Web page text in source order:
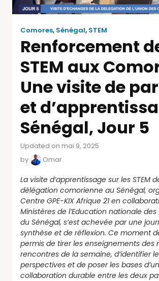
Comores, Sénégal, STEM
Renforcement
STEM aux
Une visite de
et
Sénégal, Jour 5
Updated on mai 9, 2025
by
Omar
La visite d’apprentissage sur les STEM
délégation comorienne au Sénégal,
Centre GPE-KIX Afrique 21 en
Ministères de l’Education nationale
du Sénégal, s’est achevée par une
synthèse et de réflexion. Ce moment
permis de tirer les enseignements des
rencontres de la semaine, d’identifier
perspectives et de poser les bases
collaboration durable entre les deux